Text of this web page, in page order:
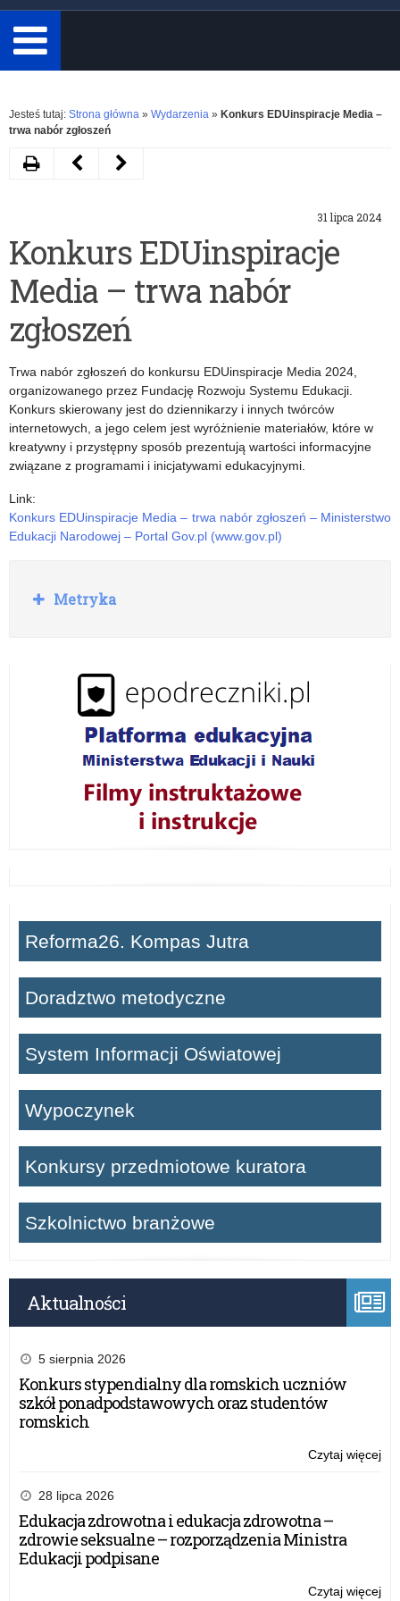
minimum
3
znaki.
Rozwiń
Jesteś tutaj: Strona główna » Wydarzenia » Konkurs EDUinspiracje Media –
trwa nabór zgłoszeń
31 lipca 2024
Konkurs EDUinspiracje
Media – trwa nabór
zgłoszeń
Trwa nabór zgłoszeń do konkursu EDUinspiracje Media 2024,
organizowanego przez Fundację Rozwoju Systemu Edukacji.
Konkurs skierowany jest do dziennikarzy i innych twórców
internetowych, a jego celem jest wyróżnienie materiałów, które w
kreatywny i przystępny sposób prezentują wartości informacyjne
związane z programami i inicjatywami edukacyjnymi.
Link:
Konkurs EDUinspiracje Media – trwa nabór zgłoszeń – Ministerstwo
Edukacji Narodowej – Portal Gov.pl (www.gov.pl)
DrukujNastępny
20
milionów
na
program
„Podróże
z
klasą”
Poprzedni
ustawy
o
zmianie
ustawy
o
systemie
oświaty
oraz
innych
R
o
Metryka
Reforma26. Kompas Jutra
Doradztwo metodyczne
System Informacji Oświatowej
Wypoczynek
Konkursy przedmiotowe kuratora
Szkolnictwo branżowe
Aktualności
5 sierpnia 2026
Konkurs stypendialny dla romskich uczniów
szkół ponadpodstawowych oraz studentów
romskich
Czytaj więcej
28 lipca 2026
Edukacja zdrowotna i edukacja zdrowotna –
zdrowie seksualne – rozporządzenia Ministra
Edukacji podpisane
Czytaj więcej